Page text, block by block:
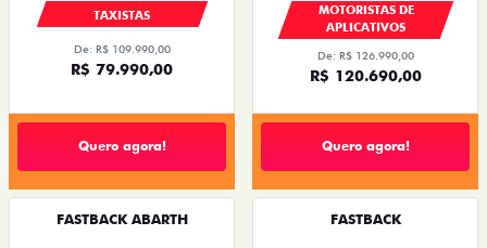
TAXISTAS
De: R$ 109.990,00
R$ 79.990,00
Quero agora!
MOTORISTAS DE
APLICATIVOS
De: R$ 126.990,00
R$ 120.690,00
Quero agora!
FASTBACK ABARTH FASTBACK